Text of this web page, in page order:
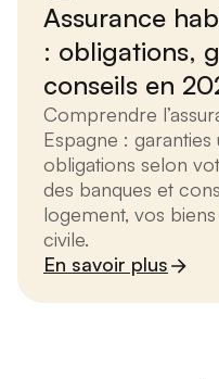
Assurance
: obligations,
conseils en
Comprendre
Espagne :
obligations selon
des banques et
logement, vos
civile.
En savoir plus